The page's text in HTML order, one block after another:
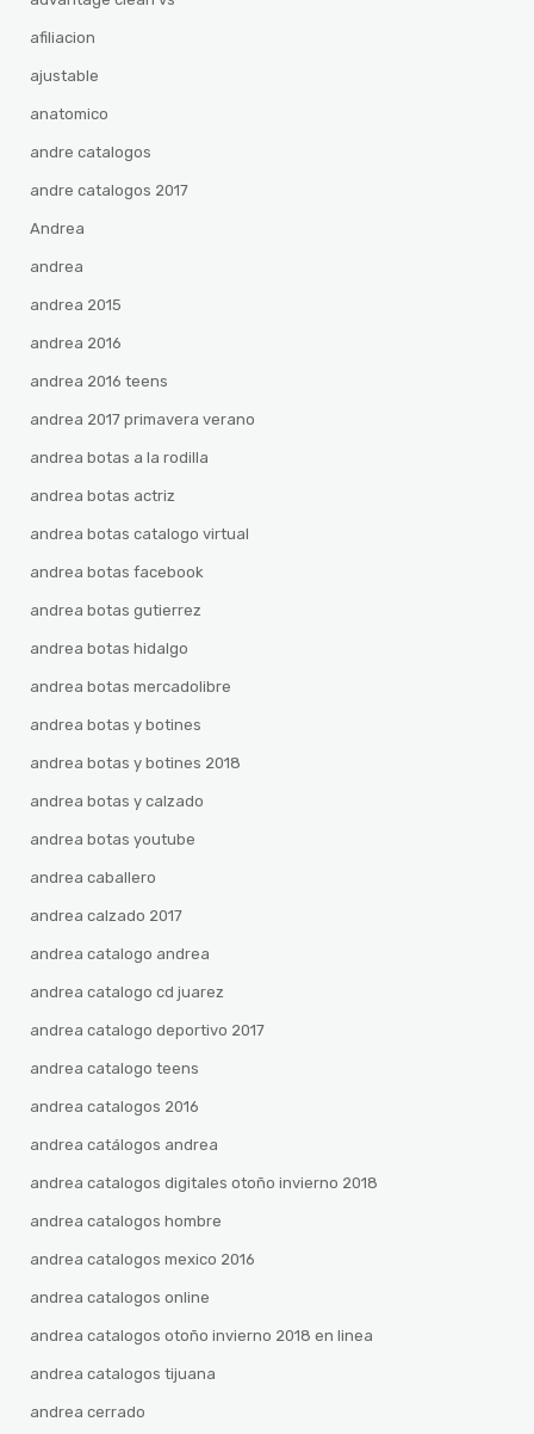
afiliacion
ajustable
anatomico
andre catalogos
andre catalogos 2017
Andrea
andrea
andrea 2015
andrea 2016
andrea 2016 teens
andrea 2017 primavera verano
andrea botas a la rodilla
andrea botas actriz
andrea botas catalogo virtual
andrea botas facebook
andrea botas gutierrez
andrea botas hidalgo
andrea botas mercadolibre
andrea botas y botines
andrea botas y botines 2018
andrea botas y calzado
andrea botas youtube
andrea caballero
andrea calzado 2017
andrea catalogo andrea
andrea catalogo cd juarez
andrea catalogo deportivo 2017
andrea catalogo teens
andrea catalogos 2016
andrea catálogos andrea
andrea catalogos digitales otoño invierno 2018
andrea catalogos hombre
andrea catalogos mexico 2016
andrea catalogos online
andrea catalogos otoño invierno 2018 en linea
andrea catalogos tijuana
andrea cerrado